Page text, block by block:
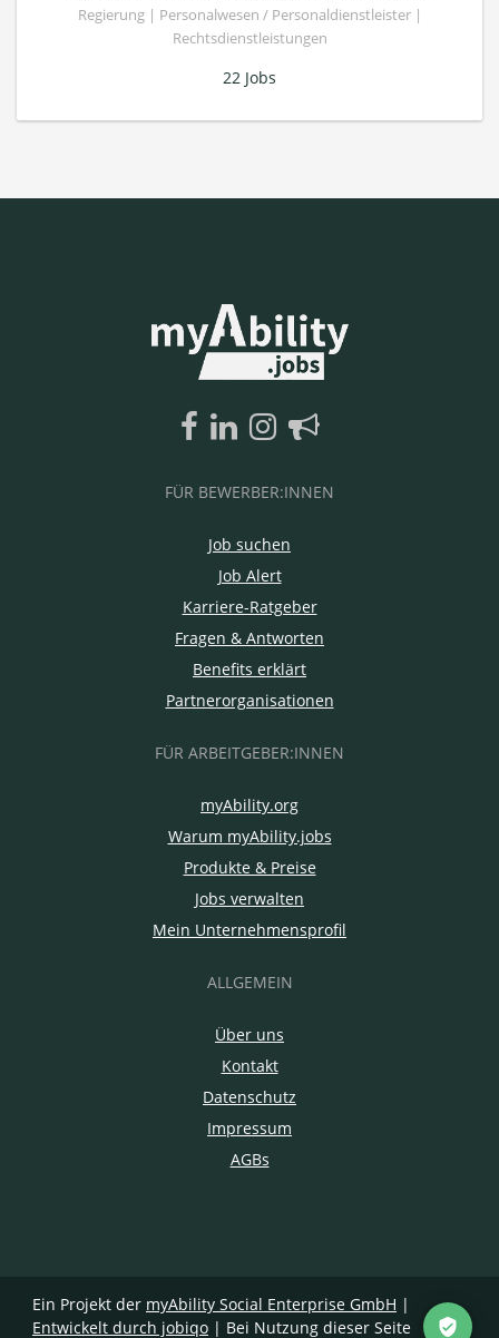
Regierung | Personalwesen / Personaldienstleister |
Rechtsdienstleistungen
22 Jobs
FÜR BEWERBER:INNEN
Job suchen
Job Alert
Karriere-Ratgeber
Fragen & Antworten
Benefits erklärt
Partnerorganisationen
FÜR ARBEITGEBER:INNEN
myAbility.org
Warum myAbility.jobs
Produkte & Preise
Jobs verwalten
Mein Unternehmensprofil
ALLGEMEIN
Über uns
Kontakt
Datenschutz
Impressum
AGBs
Ein Projekt der myAbility Social Enterprise GmbH |
Entwickelt durch jobiqo | Bei Nutzung dieser Seite